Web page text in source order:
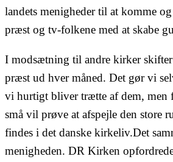
landets menigheder til at komme
præst og tv-folkene med at skabe
I modsætning til andre kirker
præst ud hver måned. Det gør vi
vi hurtigt bliver trætte af dem, men
små vil prøve at afspejle den store
findes i det danske kirkeliv.Det
menigheden. DR Kirken